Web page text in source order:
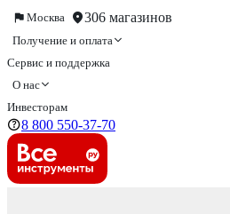
Москва 306 магазинов
Получение и оплата
Сервис и поддержка
О нас
Инвесторам
8 800 550-37-70